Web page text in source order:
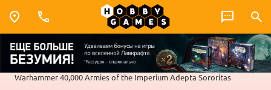
Warhammer 40,000Armies of the ImperiumAdepta Sororitas